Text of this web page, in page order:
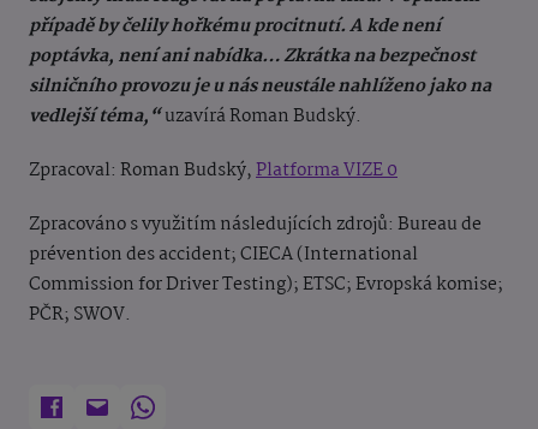
případě by čelily hořkému procitnutí. A kde není
poptávka, není ani nabídka… Zkrátka na bezpečnost
silničního provozu je u nás neustále nahlíženo jako na
vedlejší téma,“uzavírá Roman Budský.
Zpracoval: Roman Budský,Platforma VIZE 0
Zpracováno s využitím následujících zdrojů: Bureau de
prévention des accident; CIECA (International
Commission for Driver Testing); ETSC; Evropská komise;
PČR; SWOV.